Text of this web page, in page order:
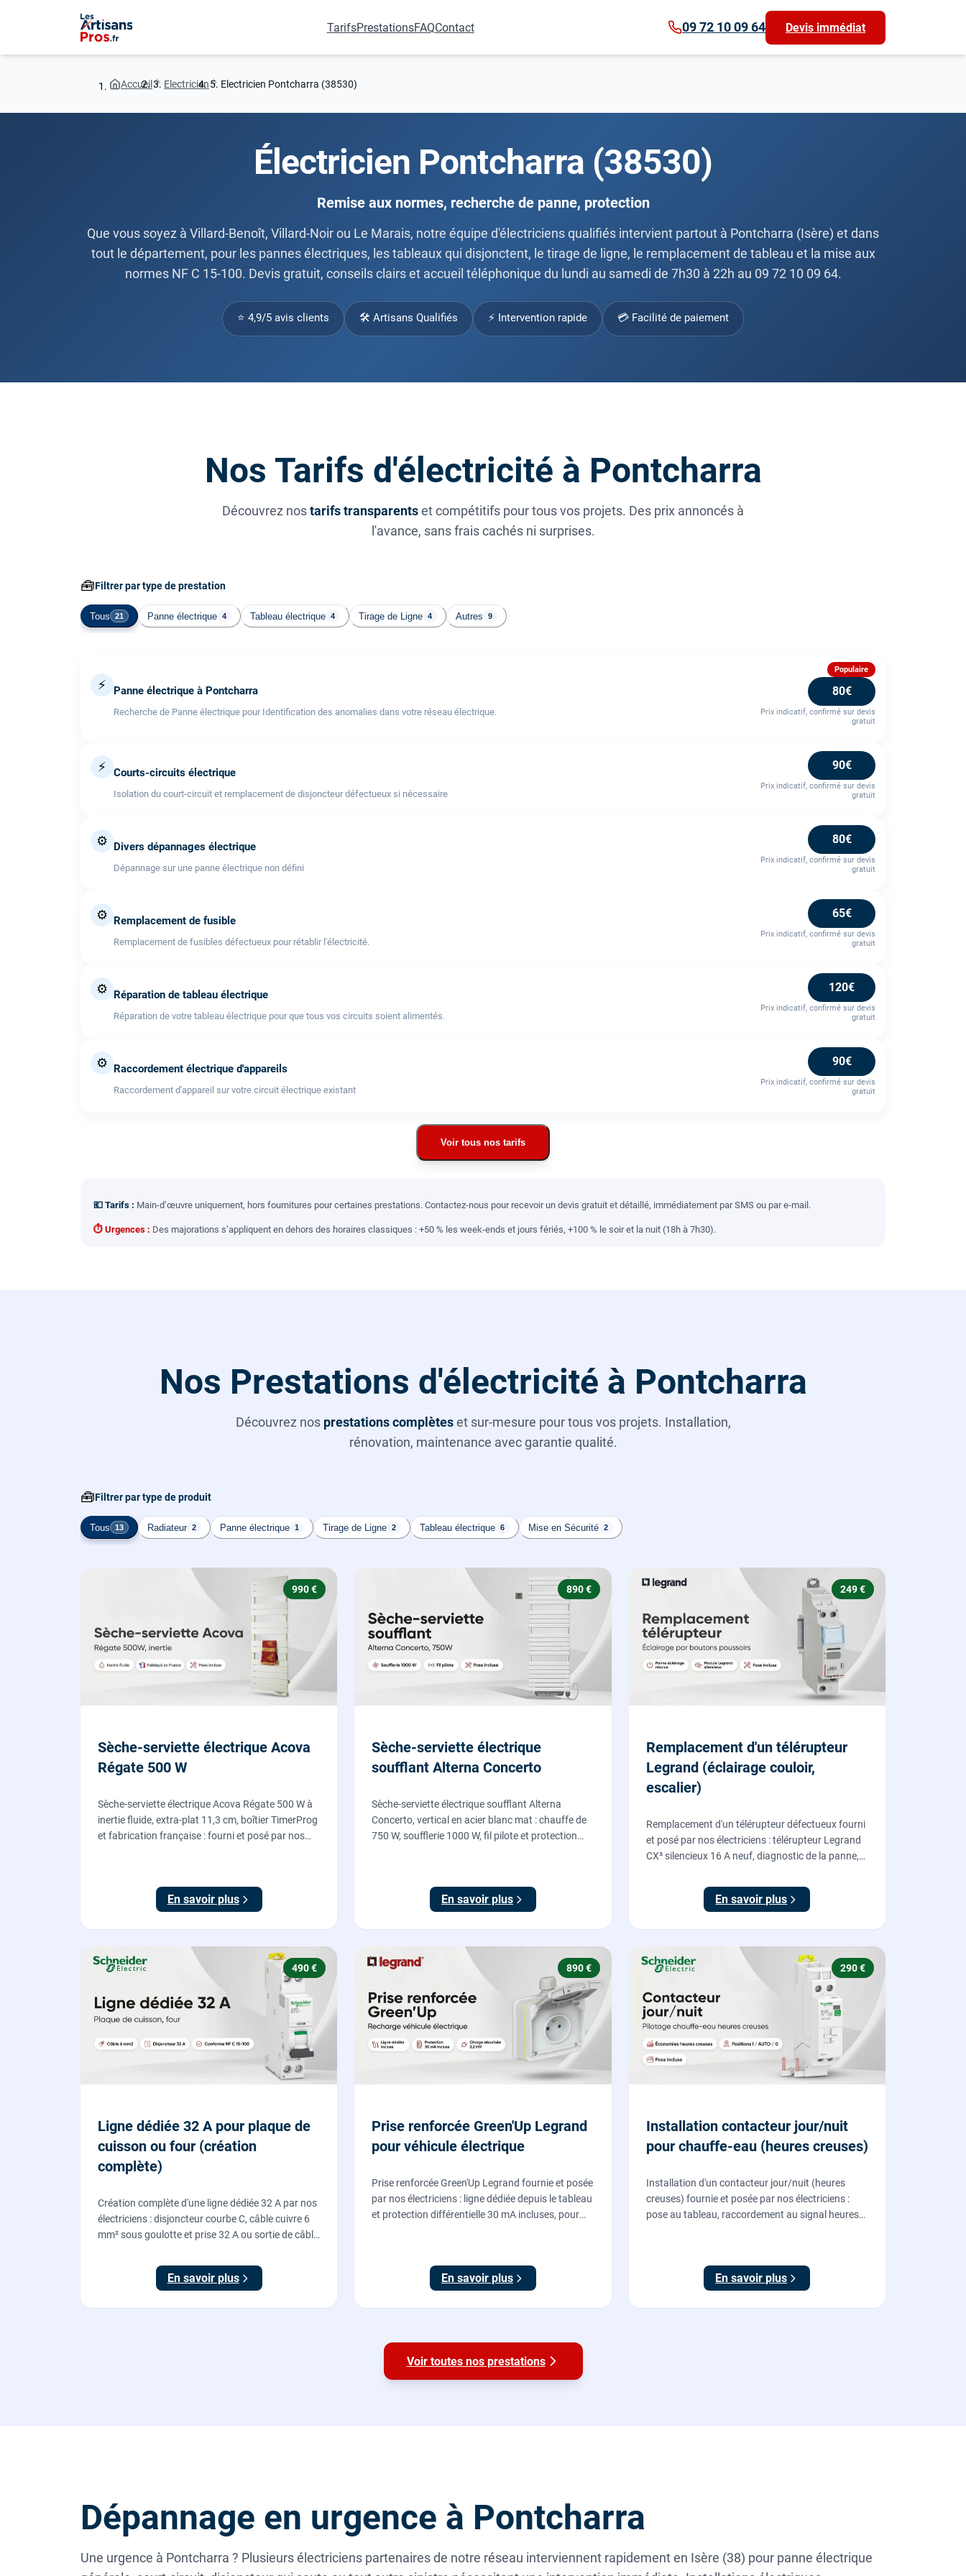
TarifsPrestationsFAQContact 09 72 10 09 64 Devis immédiat
Accueil Electricien Electricien Pontcharra (38530)
Électricien Pontcharra (38530)
Remise aux normes, recherche de panne, protection
Que vous soyez à Villard-Benoît, Villard-Noir ou Le Marais, notre équipe d'électriciens qualifiés intervient partout à Pontcharra (Isère) et dans
tout le département, pour les pannes électriques, les tableaux qui disjonctent, le tirage de ligne, le remplacement de tableau et la mise aux
normes NF C 15-100. Devis gratuit, conseils clairs et accueil téléphonique du lundi au samedi de 7h30 à 22h au 09 72 10 09 64.
⭐ 4,9/5 avis clients 🛠 Artisans Qualifiés ⚡ Intervention rapide 💳 Facilité de paiement
Nos Tarifs d'électricité à Pontcharra
Découvrez nostarifs transparentset compétitifs pour tous vos projets. Des prix annoncés à
l'avance, sans frais cachés ni surprises.
🧰Filtrer par type de prestation
Tous 21 Panne électrique 4 Tableau électrique 4 Tirage de Ligne 4 Autres 9
⚡ Panne électrique à Pontcharra
Recherche de Panne électrique pour Identification des anomalies dans votre réseau électrique.
Populaire
80€
Prix indicatif, confirmé sur devis
gratuit
⚡ Courts-circuits électrique
Isolation du court-circuit et remplacement de disjoncteur défectueux si nécessaire
90€
Prix indicatif, confirmé sur devis
gratuit
⚙️ Divers dépannages électrique
Dépannage sur une panne électrique non défini
80€
Prix indicatif, confirmé sur devis
gratuit
⚙️ Remplacement de fusible
Remplacement de fusibles défectueux pour rétablir l'électricité.
65€
Prix indicatif, confirmé sur devis
gratuit
⚙️ Réparation de tableau électrique
Réparation de votre tableau électrique pour que tous vos circuits soient alimentés.
120€
Prix indicatif, confirmé sur devis
gratuit
⚙️ Raccordement électrique d'appareils
Raccordement d'appareil sur votre circuit électrique existant
90€
Prix indicatif, confirmé sur devis
gratuit
Voir tous nos tarifs
💶 Tarifs : Main-d’œuvre uniquement, hors fournitures pour certaines prestations. Contactez-nous pour recevoir un devis gratuit et détaillé, immédiatement par SMS ou par e-mail.
⏱ Urgences : Des majorations s’appliquent en dehors des horaires classiques : +50 % les week-ends et jours fériés, +100 % le soir et la nuit (18h à 7h30).
Nos Prestations d'électricité à Pontcharra
Découvrez nos prestations complèteset sur-mesure pour tous vos projets. Installation,
rénovation, maintenance avec garantie qualité.
🧰Filtrer par type de produit
Tous 13 Radiateur 2 Panne électrique 1 Tirage de Ligne 2 Tableau électrique 6 Mise en Sécurité 2
990 €
Sèche-serviette électrique Acova
Régate 500 W
Sèche-serviette électrique Acova Régate 500 W à
inertie fluide, extra-plat 11,3 cm, boîtier TimerProg
et fabrication française : fourni et posé par nos
En savoir plus
890 €
Sèche-serviette électrique
soufflant Alterna Concerto
Sèche-serviette électrique soufflant Alterna
Concerto, vertical en acier blanc mat : chauffe de
750 W, soufflerie 1000 W, fil pilote et protection
En savoir plus
249 €
Remplacement d'un télérupteur
Legrand (éclairage couloir,
escalier)
Remplacement d'un télérupteur défectueux fourni
et posé par nos électriciens : télérupteur Legrand
CX³ silencieux 16 A neuf, diagnostic de la panne,
depuis tous vos boutons poussoirs.
En savoir plus
490 €
Ligne dédiée 32 A pour plaque de
cuisson ou four (création
complète)
Création complète d'une ligne dédiée 32 A par nos
électriciens : disjoncteur courbe C, câble cuivre 6
mm² sous goulotte et prise 32 A ou sortie de câble
conforme NF C 15-100.
En savoir plus
890 €
Prise renforcée Green'Up Legrand
pour véhicule électrique
Prise renforcée Green'Up Legrand fournie et posée
par nos électriciens : ligne dédiée depuis le tableau
et protection différentielle 30 mA incluses, pour
En savoir plus
290 €
Installation contacteur jour/nuit
pour chauffe-eau (heures creuses)
Installation d'un contacteur jour/nuit (heures
creuses) fournie et posée par nos électriciens :
pose au tableau, raccordement au signal heures
En savoir plus
Voir toutes nos prestations
Dépannage en urgence à Pontcharra
Une urgence à Pontcharra ? Plusieurs électriciens partenaires de notre réseau interviennent rapidement en Isère (38) pour panne électrique